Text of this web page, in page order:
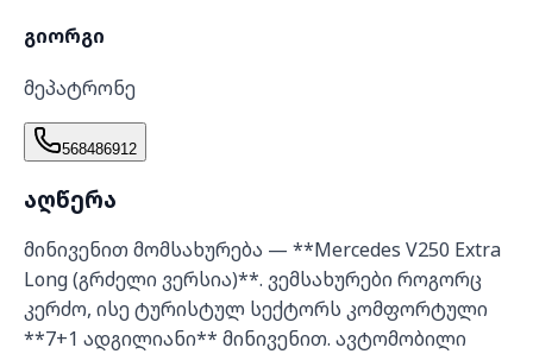
გიორგი
მეპატრონე
568486912
აღწერა
მინივენით მომსახურება — **Mercedes V250 Extra
Long (გრძელი ვერსია)**. ვემსახურები როგორც
კერძო, ისე ტურისტულ სექტორს კომფორტული
**7+1 ადგილიანი** მინივენით. ავტომობილი